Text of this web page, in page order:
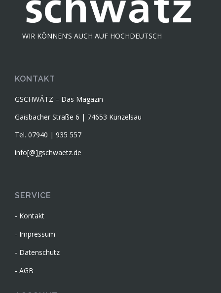
WIR KÖNNEN’S AUCH AUF HOCHDEUTSCH
KONTAKT
GSCHWÄTZ – Das Magazin
Gaisbacher Straße 6 | 74653 Künzelsau
Tel. 07940 | 935 557
info[@]gschwaetz.de
SERVICE
Kontakt
Impressum
Datenschutz
AGB